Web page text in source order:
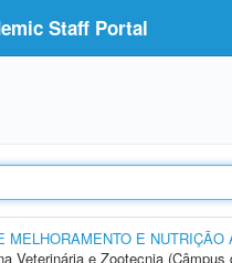
Staff Portal
MELHORAMENTO E NUTRIÇÃO
Veterinária e Zootecnia (Câmpus